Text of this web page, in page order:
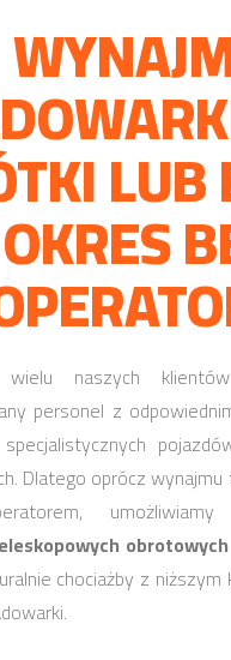
LUB
OKRES
naszych
personel z
Dlatego oprócz
chociażby z